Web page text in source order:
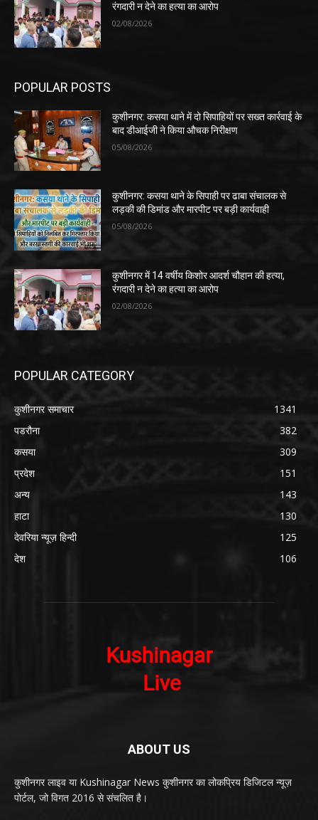
रंगदारी न देने का हत्या का आरोप
02/08/2026
POPULAR POSTS
कुशीनगर: कसया थाने में दो सिपाहियों पर सख्त कार्रवाई के
बाद डीआईजी ने किया औचक निरीक्षण
05/08/2026
कुशीनगर: कसया थाने के सिपाही पर ढाबा संचालक से
लड़की की डिमांड और मारपीट पर बड़ी कार्यवाही
05/08/2026
कुशीनगर में 14 वर्षीय किशोर आदर्श चौहान की हत्या,
रंगदारी न देने का हत्या का आरोप
02/08/2026
POPULAR CATEGORY
कुशीनगर समाचार
1341
पडरौना
382
कसया
309
प्रदेश
151
अन्य
143
हाटा
130
देवरिया न्यूज़ हिन्दी
125
देश
106
ABOUT US
कुशीनगर लाइव या Kushinagar News कुशीनगर का लोकप्रिय डिजिटल न्यूज़
पोर्टल, जो विगत 2016 से संचलित है।